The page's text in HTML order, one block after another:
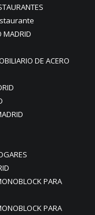
MADRID
DE ACERO
PARA
PARA